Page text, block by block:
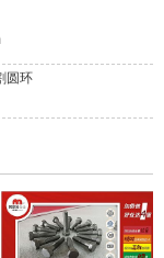
圆环